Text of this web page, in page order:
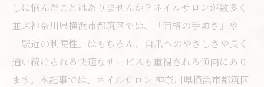
しに悩んだことはありませんか？ネイルサロンが数多く
並ぶ神奈川県横浜市都筑区では、「価格の手頃さ」や
「駅近の利便性」はもちろん、自爪へのやさしさや長く
通い続けられる快適なサービスも重視される傾向にあり
ます。本記事では、ネイルサロン 神奈川県横浜市都筑区